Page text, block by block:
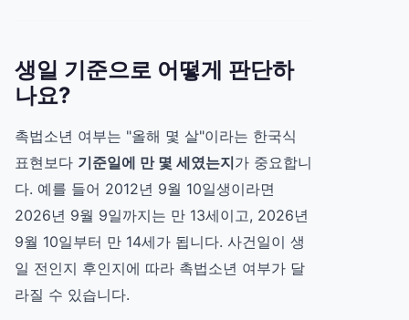
생일 기준으로 어떻게 판단하
나요?
촉법소년 여부는 "올해 몇 살"이라는 한국식
표현보다 기준일에 만 몇 세였는지가 중요합니
다. 예를 들어 2012년 9월 10일생이라면
2026년 9월 9일까지는 만 13세이고, 2026년
9월 10일부터 만 14세가 됩니다. 사건일이 생
일 전인지 후인지에 따라 촉법소년 여부가 달
라질 수 있습니다.